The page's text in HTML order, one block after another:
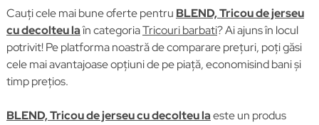
Cauți cele mai bune oferte pentru BLEND, Tricou de jerseu
cu decolteu laîn categoriaTricouri barbati? Ai ajuns în locul
potrivit! Pe platforma noastră de comparare prețuri, poți găsi
cele mai avantajoase opțiuni de pe piață, economisind bani și
timp prețios.
BLEND, Tricou de jerseu cu decolteu laeste un produs